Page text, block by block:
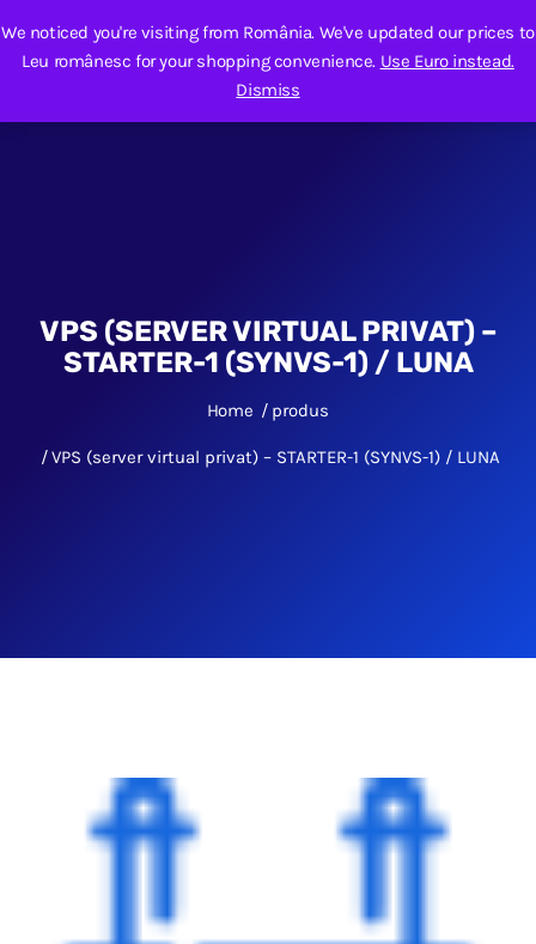
VPS (SERVER VIRTUAL PRIVAT) –
STARTER-1 (SYNVS-1) / LUNA
Home produs
VPS (server virtual privat) – STARTER-1 (SYNVS-1) / LUNA
We noticed you're visiting from România. We've updated our prices to
Leu românesc for your shopping convenience. Use Euro instead.
Dismiss